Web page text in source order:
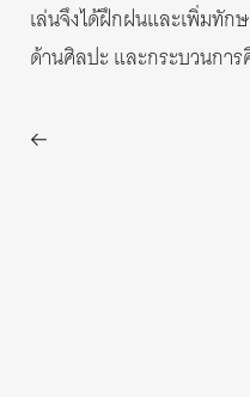
เล่นจึงได้ฝึกฝนและเพิ่มทัก
ด้านศิลปะ และกระบวนกา
←